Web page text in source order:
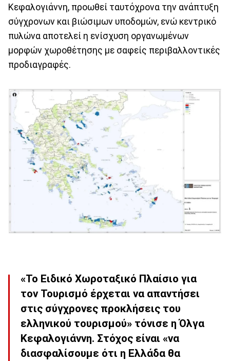
Κεφαλογιάννη, προωθεί ταυτόχρονα την ανάπτυξη
σύγχρονων και βιώσιμων υποδομών, ενώ κεντρικό
πυλώνα αποτελεί η ενίσχυση οργανωμένων
μορφών χωροθέτησης με σαφείς περιβαλλοντικές
προδιαγραφές.
«Το Ειδικό Χωροταξικό Πλαίσιο για
τον Τουρισμό έρχεται να απαντήσει
στις σύγχρονες προκλήσεις του
ελληνικού τουρισμού» τόνισε η Όλγα
Κεφαλογιάννη. Στόχος είναι «να
διασφαλίσουμε ότι η Ελλάδα θα